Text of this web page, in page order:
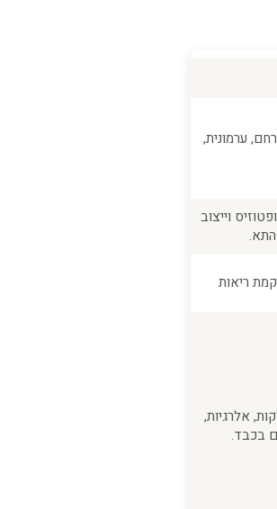
ערמונית,
וייצוב
ריאות
אלרגיות,
בכבד.